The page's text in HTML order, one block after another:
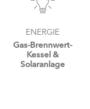
ENERGIE
Gas-Brennwert-
Kessel &
Solaranlage